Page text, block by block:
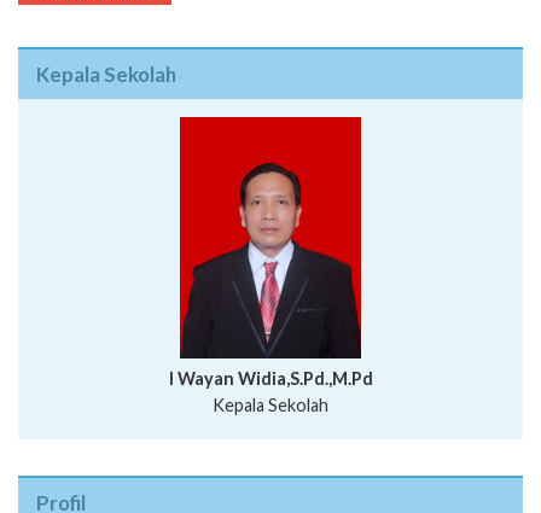
Kepala Sekolah
I Wayan Widia,S.Pd.,M.Pd
Kepala Sekolah
Profil